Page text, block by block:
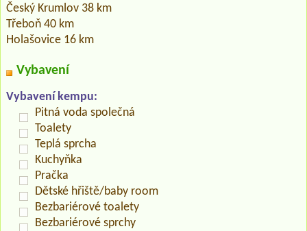
Český Krumlov 38 km
Třeboň 40 km
Holašovice 16 km
Vybavení
Vybavení kempu:
Pitná voda společná
Toalety
Teplá sprcha
Kuchyňka
Pračka
Dětské hřiště/baby room
Bezbariérové toalety
Bezbariérové sprchy